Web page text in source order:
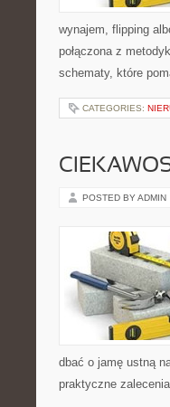
wynajem, flipping
połączona z
schematy, które
CATEGORIES:
POSTED BY ADMIN
dbać o jamę ustną
praktyczne